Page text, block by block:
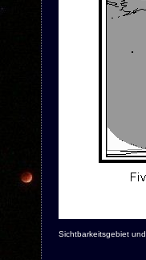
Sichtbarkeitsgebiet